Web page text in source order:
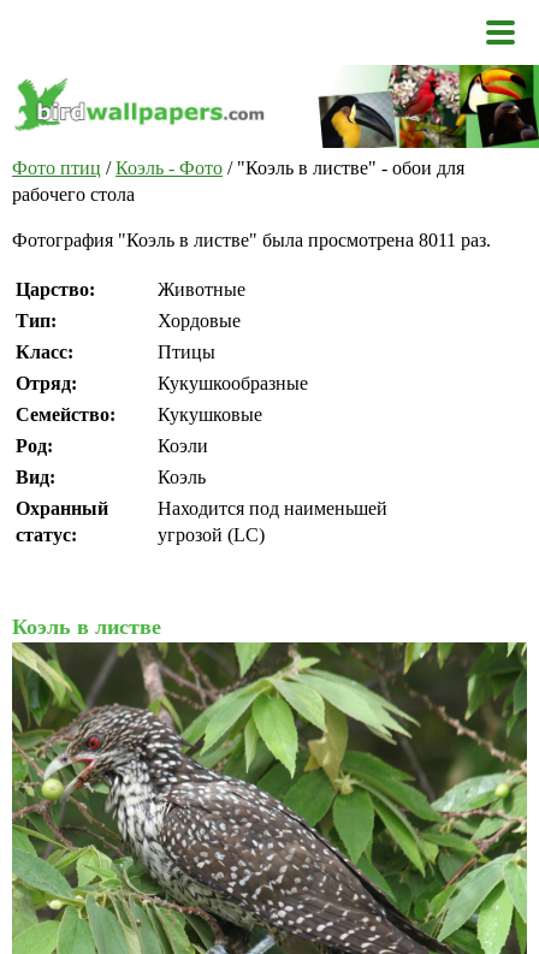
Фото птиц /Коэль - Фото / "Коэль в листве" - обои для
рабочего стола
Фотография "Коэль в листве" была просмотрена 8011 раз.
Царство:
Животные
Тип:
Хордовые
Класс:
Птицы
Отряд:
Кукушкообразные
Семейство:
Кукушковые
Род:
Коэли
Вид:
Коэль
Охранный
статус:
Находится под наименьшей
угрозой (LC)
Коэль в листве